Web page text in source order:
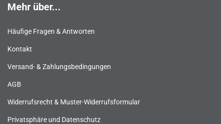
Mehr über...
Häufige Fragen & Antworten
Kontakt
Versand- & Zahlungsbedingungen
AGB
Widerrufsrecht & Muster-Widerrufsformular
Privatsphäre und Datenschutz